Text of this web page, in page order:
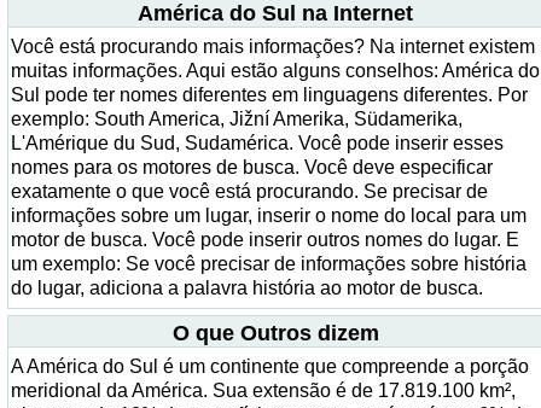
América do Sul na Internet
Você está procurando mais informações? Na internet existem
muitas informações. Aqui estão alguns conselhos: América do
Sul pode ter nomes diferentes em linguagens diferentes. Por
exemplo: South America, Jižní Amerika, Südamerika,
L'Amérique du Sud, Sudamérica. Você pode inserir esses
nomes para os motores de busca. Você deve especificar
exatamente o que você está procurando. Se precisar de
informações sobre um lugar, inserir o nome do local para um
motor de busca. Você pode inserir outros nomes do lugar. E
um exemplo: Se você precisar de informações sobre história
do lugar, adiciona a palavra história ao motor de busca.
O que Outros dizem
A América do Sul é um continente que compreende a porção
meridional da América. Sua extensão é de 17.819.100 km²,